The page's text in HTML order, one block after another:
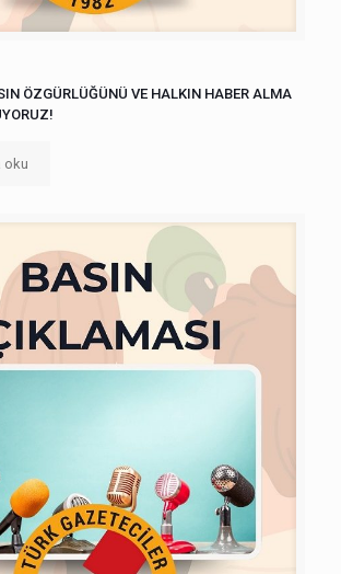
ÖZGÜRLÜĞÜNÜ VE HALKIN HABER ALMA
oku